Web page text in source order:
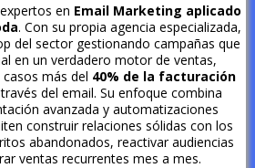
en Email Marketing aplicado
. Con su propia agencia especializada,
del sector gestionando campañas que
en un verdadero motor de ventas,
más del 40% de la facturación
del email. Su enfoque combina
avanzada y automatizaciones
construir relaciones sólidas con los
abandonados, reactivar audiencias
ventas recurrentes mes a mes.